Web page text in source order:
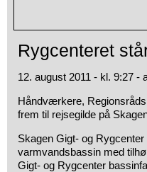
Rygcenteret
12. august 2011 - kl. 9:27 -
Håndværkere,
frem til rejsegilde på
Skagen Gigt- og
varmvandsbassin med
Gigt- og Rygcenter